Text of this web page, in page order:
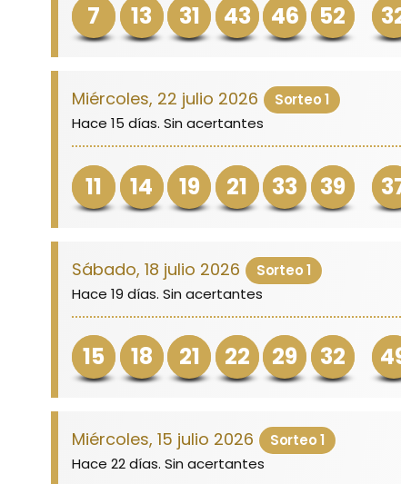
7 13 31 43 46 52
Miércoles, 22 julio 2026
Sorteo 1
Hace 15 días. Sin acertantes
11 14 19 21 33 39
Sábado, 18 julio 2026
Sorteo 1
Hace 19 días. Sin acertantes
15 18 21 22 29 32
Miércoles, 15 julio 2026
Sorteo 1
Hace 22 días. Sin acertantes